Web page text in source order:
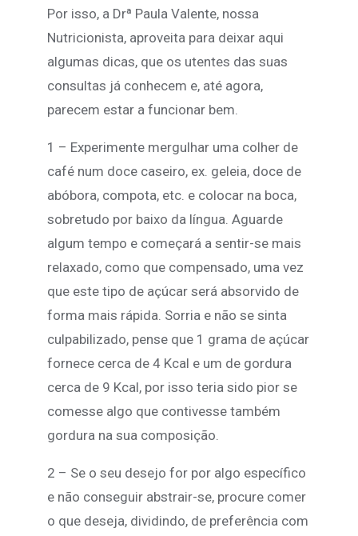
Por isso, a Drª Paula Valente, nossa
Nutricionista, aproveita para deixar aqui
algumas dicas, que os utentes das suas
consultas já conhecem e, até agora,
parecem estar a funcionar bem.
1 – Experimente mergulhar uma colher de
café num doce caseiro, ex. geleia, doce de
abóbora, compota, etc. e colocar na boca,
sobretudo por baixo da língua. Aguarde
algum tempo e começará a sentir-se mais
relaxado, como que compensado, uma vez
que este tipo de açúcar será absorvido de
forma mais rápida. Sorria e não se sinta
culpabilizado, pense que 1 grama de açúcar
fornece cerca de 4 Kcal e um de gordura
cerca de 9 Kcal, por isso teria sido pior se
comesse algo que contivesse também
gordura na sua composição.
2 – Se o seu desejo for por algo específico
e não conseguir abstrair-se, procure comer
o que deseja, dividindo, de preferência com